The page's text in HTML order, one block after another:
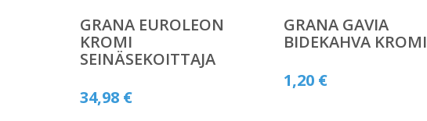
GRANA EUROLEON
KROMI
SEINÄSEKOITTAJA
34,98 €
GRANA GAVIA
BIDEKAHVA KROMI
1,20 €